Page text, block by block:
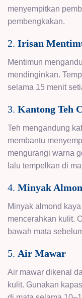
menyempitkan
pembengkakan.
2. Irisan
Mentimun
mendinginkan.
selama 15 menit
3. Kantong Teh
Teh mengandung
membantu
mengurangi warna
lalu tempelkan di
4. Minyak
Minyak almond
mencerahkan kulit.
bawah mata
5. Air Mawar
Air mawar dikenal
kulit. Gunakan